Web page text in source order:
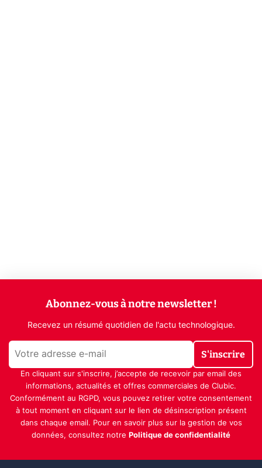
Abonnez-vous à notre newsletter !
Recevez un résumé quotidien de l'actu technologique.
S'inscrire
En cliquant sur s'inscrire, j’accepte de recevoir par email des
informations, actualités et offres commerciales de Clubic.
Conformément au RGPD, vous pouvez retirer votre consentement
à tout moment en cliquant sur le lien de désinscription présent
dans chaque email. Pour en savoir plus sur la gestion de vos
données, consultez notre Politique de confidentialité